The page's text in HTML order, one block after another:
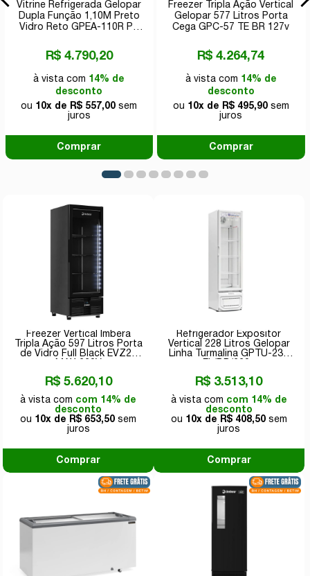
Vitrine Refrigerada Gelopar
Dupla Função 1,10M Preto
Vidro Reto GPEA-110R PR
R$ 4.790,20
à vista com 14% de
desconto
ou 10x de R$ 557,00 sem
juros
Comprar
Freezer Tripla Ação Vertical
Gelopar 577 Litros Porta
Cega GPC-57 TE BR 127v
R$ 4.264,74
à vista com 14% de
desconto
ou 10x de R$ 495,90sem
juros
Comprar
Freezer Vertical Imbera
Tripla Ação 597 Litros Porta
de Vidro Full Black EVZ21
R$ 5.620,10
com 14% de
desconto
10x de
R$ 653,50
Comprar
Refrigerador Expositor
Vertical 228 Litros Gelopar
Linha Turmalina GPTU-230
R$ 3.513,10
com 14% de
desconto
10x de
R$ 408,50
Comprar